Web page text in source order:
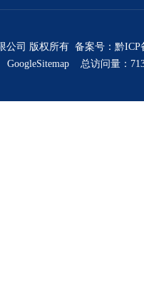
公司 版权所有 备案号： 黔ICP
GoogleSitemap 总访问量：